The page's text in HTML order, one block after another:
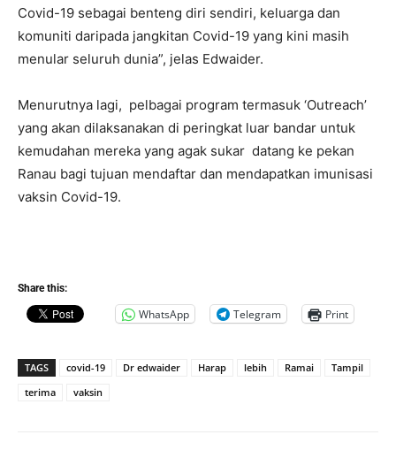
Covid-19 sebagai benteng diri sendiri, keluarga dan
komuniti daripada jangkitan Covid-19 yang kini masih
menular seluruh dunia”, jelas Edwaider.
Menurutnya lagi, pelbagai program termasuk ‘Outreach’
yang akan dilaksanakan di peringkat luar bandar untuk
kemudahan mereka yang agak sukar datang ke pekan
Ranau bagi tujuan mendaftar dan mendapatkan imunisasi
vaksin Covid-19.
Share this:
WhatsApp Telegram Print
TAGS covid-19 Dr edwaider Harap lebih Ramai
Tampil
terima
vaksin